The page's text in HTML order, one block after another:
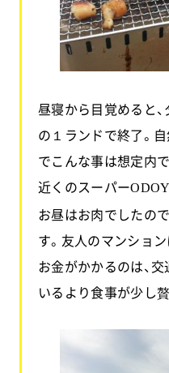
昼寝から目覚めると
の１ランドで終了。
でこんな事は想定内
近くのスーパー
お昼はお肉でしたの
す。友人のマンショ
お金がかかるのは、
いるより食事が少し贅